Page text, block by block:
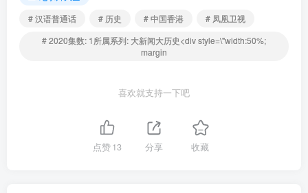
# 汉语普通话
# 历史 # 中国香港
# 凤凰卫视
# 2020集数: 1所属系列: 大新闻大历史<div style=\"width:50%;
margin
喜欢就支持一下吧
点赞13 分享 收藏